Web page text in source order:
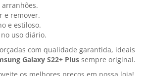
arranhões.
e remover.
e estiloso.
uso diário.
com qualidade garantida, ideais
Galaxy S22+ Plus sempre original.